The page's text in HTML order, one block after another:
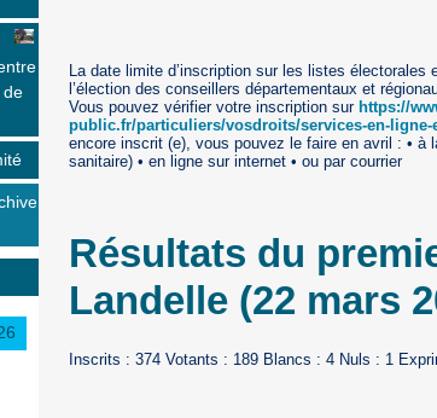
La date limite d’inscription sur les listes
l’élection des conseillers départementaux et
Vous pouvez vérifier votre inscription sur https://
public.fr/particuliers/vosdroits/services-en-ligne-
encore inscrit (e), vous pouvez le faire en avril : • à
sanitaire) • en ligne sur internet • ou par courrier
Résultats du
Landelle (22 mars
Inscrits : 374 Votants : 189 Blancs : 4 Nuls : 1
de